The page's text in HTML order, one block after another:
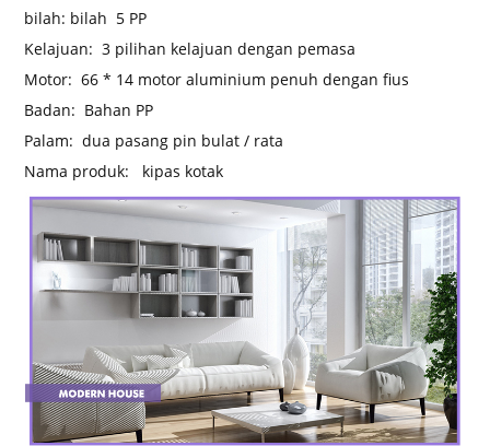
bilah: bilah 5 PP
Kelajuan: 3 pilihan kelajuan dengan pemasa
Motor: 66 * 14 motor aluminium penuh dengan fius
Badan: Bahan PP
Palam: dua pasang pin bulat / rata
Nama produk:
kipas kotak